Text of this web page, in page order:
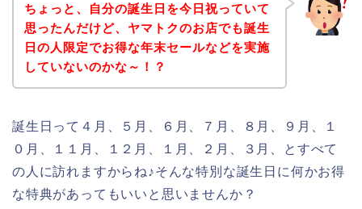
ちょっと、自分の誕生日を今日祝っていて
思ったんだけど、ヤマトクのお店でも誕生
日の人限定でお得な年末セールなどを実施
していないのかな～！？
誕生日って４月、５月、６月、７月、８月、９月、１
０月、１１月、１２月、１月、２月、３月、とすべて
の人に訪れますからね♪そんな特別な誕生日に何かお得
な特典があってもいいと思いませんか？